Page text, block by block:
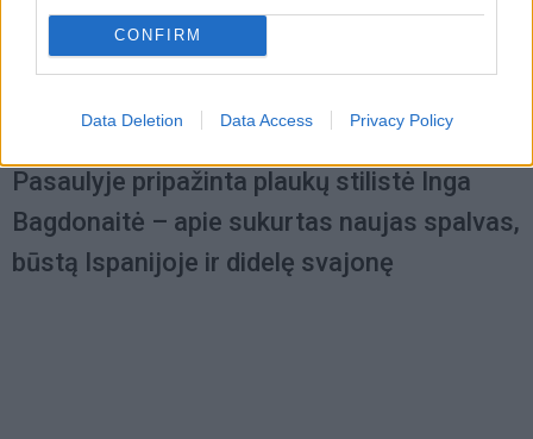
CONFIRM
Data Deletion Data Access Privacy Policy
Pasaulyje pripažinta plaukų stilistė Inga
Bagdonaitė – apie sukurtas naujas spalvas,
būstą Ispanijoje ir didelę svajonę